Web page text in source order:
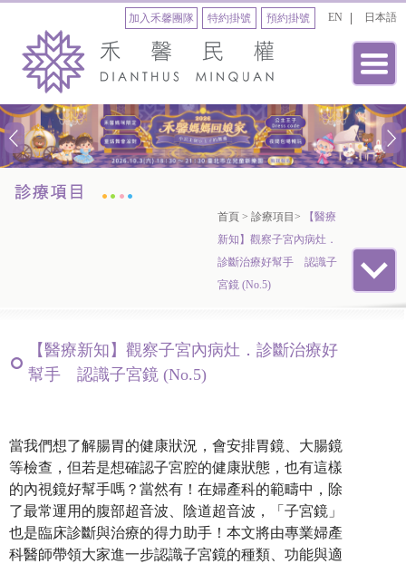
日本語
EN
加入禾馨團隊 預約掛號
特約掛號
首頁 > 診療項目 > 【醫療
新知】觀察子宮內病灶．
診斷治療好幫手 認識子
宮鏡 (No.5)
【醫療新知】觀察子宮內病灶．診斷治療好
幫手 認識子宮鏡 (No.5)
當我們想了解腸胃的健康狀況，會安排胃鏡、大腸鏡
等檢查，但若是想確認子宮腔的健康狀態，也有這樣
的內視鏡好幫手嗎？當然有！在婦產科的範疇中，除
了最常運用的腹部超音波、陰道超音波，「子宮鏡」
也是臨床診斷與治療的得力助手！本文將由專業婦產
科醫師帶領大家進一步認識子宮鏡的種類、功能與適